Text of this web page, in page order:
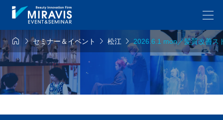
 セミナー＆イベント  松江 2026.6.1 mon／髪質改善ス